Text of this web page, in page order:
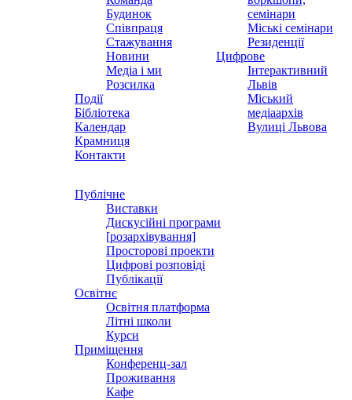
Будинок
Співпраця
Стажування
Новини
Медіа і ми
Розсилка
Події
Бібліотека
Календар
Крамниця
Контакти
семінари
Міські семінари
Резиденції
Цифрове
Інтерактивний
Львів
Міський
медіаархів
Вулиці Львова
Публічне
Виставки
Дискусійні програми
[розархівування]
Просторові проекти
Цифрові розповіді
Публікації
Освітнє
Освітня платформа
Літні школи
Курси
Приміщення
Конференц-зал
Проживання
Кафе